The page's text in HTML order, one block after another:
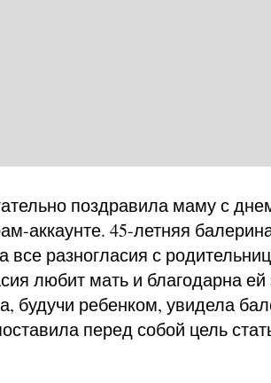
поздравила маму с
аккаунте. 45-летняя
все разногласия с
любит мать и благодарна ей
будучи ребенком, увидела
перед собой цель